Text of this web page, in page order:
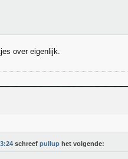
over eigenlijk.
schreef pullup het volgende: